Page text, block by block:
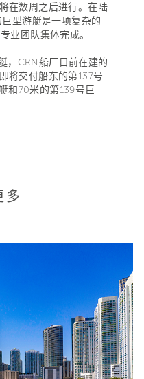
在数周之后进行。在陆
型游艇是一项复杂的
业团队集体完成。
，CRN船厂目前在建的
将交付船东的第137号
和70米的第139号巨
多